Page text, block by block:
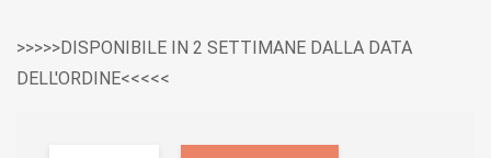
>>>>>DISPONIBILE IN 2 SETTIMANE DALLA DATA
DELL'ORDINE<<<<<